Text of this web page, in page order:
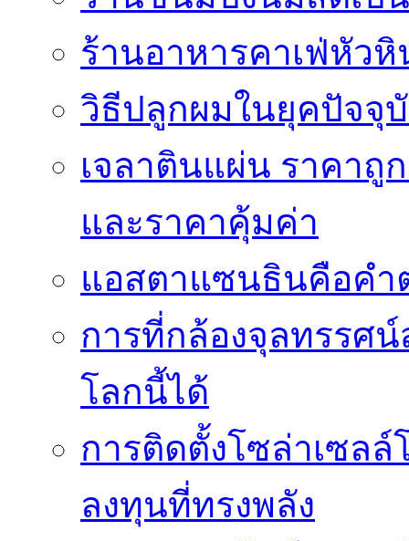
ร้านอาหารคาเฟ่หัว
วิธีปลูกผมในยุคปัจจุ
เจลาตินแผ่น ราคาถู
และราคาคุ้มค่า
แอสตาแซนธินคือค
การที่กล้องจุลทรรศ
โลกนี้ได้
การติดตั้งโซล่าเซลล์
ลงทุนที่ทรงพลัง